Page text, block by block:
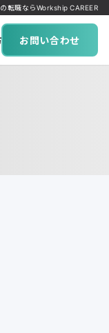
転職ならWorkship CAREER
お問い合わせ